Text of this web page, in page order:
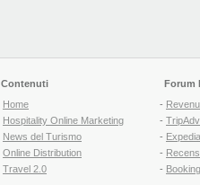
Contenuti
Home
Hospitality Online Marketing
News del Turismo
Online Distribution
Travel 2.0
Forum
-
-
- Expedia
-
-